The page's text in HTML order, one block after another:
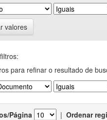
valores
para refinar o resultado de
Página | Ordenar